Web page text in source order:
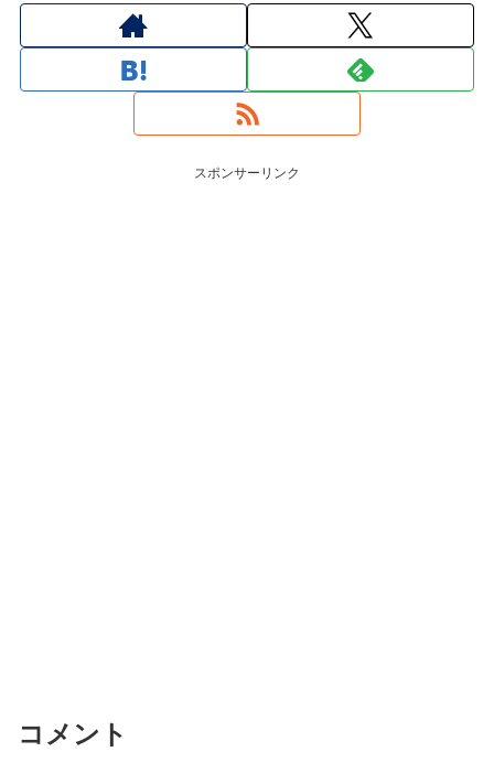
スポンサーリンク
コメント